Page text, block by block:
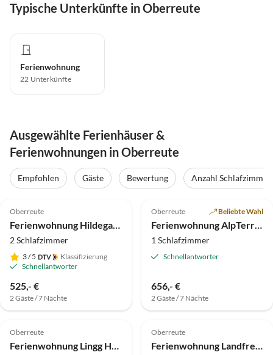
Typische Unterkünfte in Oberreute
Ferienwohnung
22 Unterkünfte
Ausgewählte Ferienhäuser &
Ferienwohnungen in Oberreute
Empfohlen Gäste Bewertung Anzahl Schlafzimmer
Top-Inserat
Oberreute
Ferienwohnung Hildegard Vögel
2 Schlafzimmer
3/ 5
Klassifizierung
Schnellantworter
525,- €
2 Gäste / 7 Nächte
Oberreute Beliebte Wahl
Ferienwohnung AlpTerrasse
1 Schlafzimmer
Schnellantworter
656,- €
2 Gäste / 7 Nächte
5.0 (11)
Oberreute
Ferienwohnung Lingg Harmonie
5.0 (7)
Oberreute
Ferienwohnung Landfreude